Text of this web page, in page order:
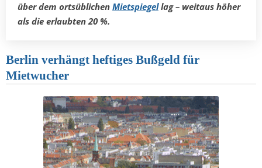
über dem ortsüblichen Mietspiegellag – weitaus höher
als die erlaubten 20 %.
Berlin verhängt heftiges Bußgeld für
Mietwucher